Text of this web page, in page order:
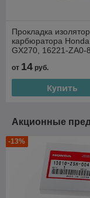
Прокладка
карбюратора Honda
GX270, 16221-ZA0-
от 14 руб.
Купить
Акционные
-13%